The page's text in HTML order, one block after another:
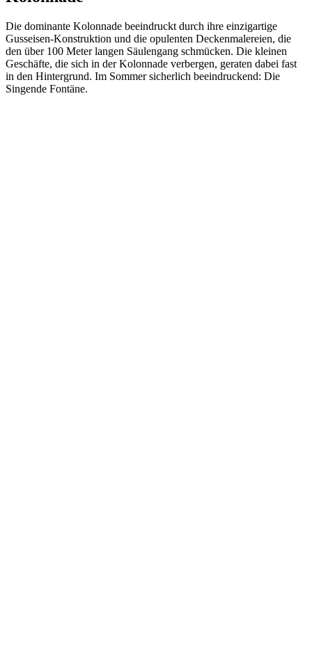
Die dominante Kolonnade beeindruckt durch ihre einzigartige
Gusseisen-Konstruktion und die opulenten Deckenmalereien, die
den über 100 Meter langen Säulengang schmücken. Die kleinen
Geschäfte, die sich in der Kolonnade verbergen, geraten dabei fast
in den Hintergrund. Im Sommer sicherlich beeindruckend: Die
Singende Fontäne.